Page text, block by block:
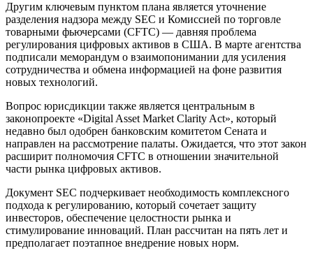
Другим ключевым пунктом плана является уточнение
разделения надзора между SEC и Комиссией по торговле
товарными фьючерсами (CFTC) — давняя проблема
регулирования цифровых активов в США. В марте агентства
подписали меморандум о взаимопонимании для усиления
сотрудничества и обмена информацией на фоне развития
новых технологий.
Вопрос юрисдикции также является центральным в
законопроекте «Digital Asset Market Clarity Act», который
недавно был одобрен банковским комитетом Сената и
направлен на рассмотрение палаты. Ожидается, что этот закон
расширит полномочия CFTC в отношении значительной
части рынка цифровых активов.
Документ SEC подчеркивает необходимость комплексного
подхода к регулированию, который сочетает защиту
инвесторов, обеспечение целостности рынка и
стимулирование инноваций. План рассчитан на пять лет и
предполагает поэтапное внедрение новых норм.